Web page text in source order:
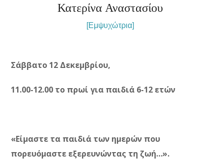
Κατερίνα Αναστασίου
[Εμψυχώτρια]
Σάββατο 12 Δεκεμβρίου,
11.00-12.00 το πρωί για παιδιά 6-12 ετών
«Είμαστε τα παιδιά των ημερών που
πορευόμαστε εξερευνώντας τη ζωή…».